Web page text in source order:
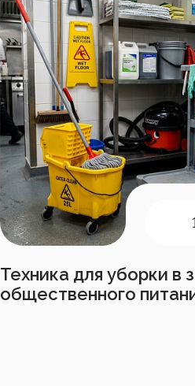
Техника для уборки в
общественного